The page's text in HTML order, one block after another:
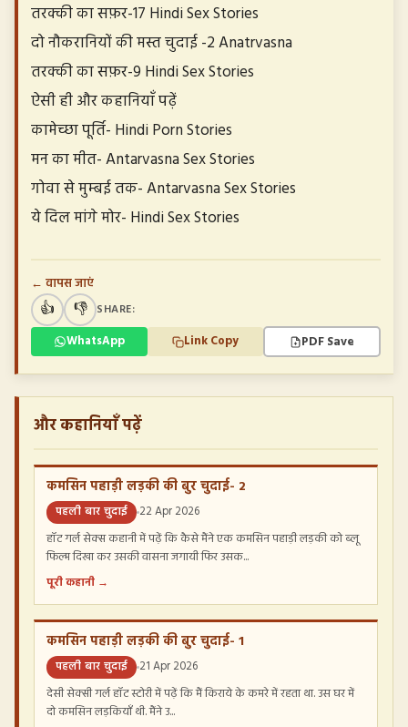
तरक्की का सफ़र-17 Hindi Sex Stories
दो नौकरानियों की मस्त चुदाई -2 Anatrvasna
तरक्की का सफ़र-9 Hindi Sex Stories
ऐसी ही और कहानियाँ पढ़ें
कामेच्छा पूर्ति- Hindi Porn Stories
मन का मीत- Antarvasna Sex Stories
गोवा से मुम्बई तक- Antarvasna Sex Stories
ये दिल मांगे मोर- Hindi Sex Stories
← वापस जाएं
👍 👎 SHARE:
WhatsApp
Link Copy PDF Save
और कहानियाँ पढ़ें
कमसिन पहाड़ी लड़की की बुर चुदाई- 2
पहली बार चुदाई 22 Apr 2026
हॉट गर्ल सेक्स कहानी में पढ़ें कि कैसे मैंने एक कमसिन पहाड़ी लड़की को ब्लू
फिल्म दिखा कर उसकी वासना जगायी फिर उसक...
पूरी कहानी →
कमसिन पहाड़ी लड़की की बुर चुदाई- 1
पहली बार चुदाई 21 Apr 2026
देसी सेक्सी गर्ल हॉट स्टोरी में पढ़ें कि मैं किराये के कमरे में रहता था. उस घर में
दो कमसिन लड़कियाँ थी. मैंने उ...